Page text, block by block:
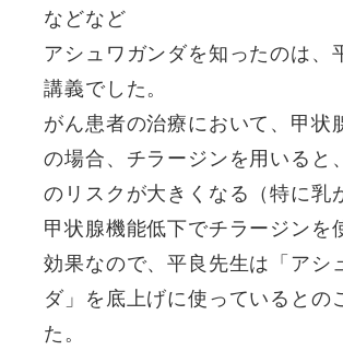
などなど
アシュワガンダを知ったのは、
講義でした。
がん患者の治療において、甲状
の場合、チラージンを用いると
のリスクが大きくなる（特に乳
甲状腺機能低下でチラージンを
効果なので、平良先生は「アシ
ダ」を底上げに使っているとの
た。